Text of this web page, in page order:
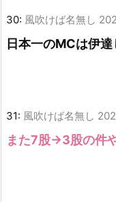
30: 風吹けば名無し
日本一のMCは伊
31: 風吹けば名無し
また7股→3股の件